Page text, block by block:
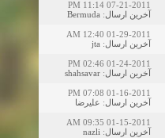
07-21-2011 11:14 PM
آخرین ارسال:
Bermuda
01-29-2011 12:40 AM
آخرین ارسال:
jta
01-24-2011 02:46 PM
آخرین ارسال:
shahsavar
01-16-2011 07:08 PM
آخرین ارسال: علیرضا
01-15-2011 09:35 AM
آخرین ارسال:
nazli